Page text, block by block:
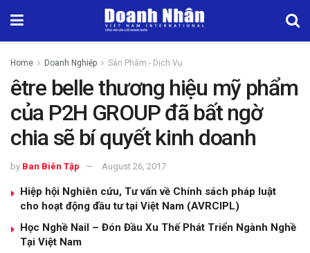
Home Doanh Nghiệp Sản Phẩm - Dịch Vụ
être belle thương hiệu mỹ phẩm
của P2H GROUP đã bất ngờ
chia sẽ bí quyết kinh doanh
by Ban Biên Tập August 26, 2017
Hiệp hội Nghiên cứu, Tư vấn về Chính sách pháp luật
cho hoạt động đầu tư tại Việt Nam (AVRCIPL)
Học Nghề Nail – Đón Đầu Xu Thế Phát Triển Ngành Nghề
Tại Việt Nam